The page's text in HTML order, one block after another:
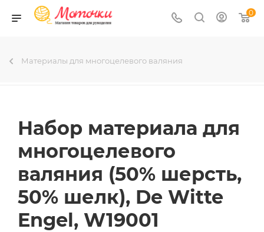
0
Материалы для многоцелевого валяния
Набор материала для
многоцелевого
валяния (50% шерсть,
50% шелк), De Witte
Engel, W19001